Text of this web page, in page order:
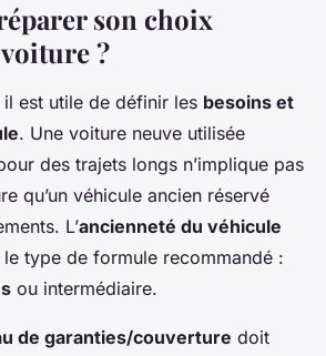
son choix
?
est utile de définir les besoins et
. Une voiture neuve utilisée
des trajets longs n’implique pas
qu’un véhicule ancien réservé
L’ancienneté du véhicule
type de formule recommandé :
ou intermédiaire.
de garanties/couverture doit